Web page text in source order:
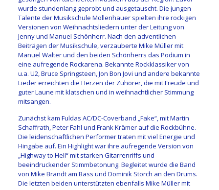
wurde stundenlang geprobt und ausgetauscht. Die jungen
Talente der Musikschule Mollenhauer spielten ihre rockigen
Versionen von Weihnachtsliedern unter der Leitung von
Jenny und Manuel Schönherr. Nach den adventlichen
Beiträgen der Musikschule, verzauberte Mike Müller mit
Manuel Walter und den beiden Schönherrs das Podium in
eine aufregende Rockarena. Bekannte Rockklassiker von
u.a. U2, Bruce Springsteen, Jon Bon Jovi und andere bekannte
Lieder erreichten die Herzen der Zuhörer, die mit Freude und
guter Laune mit klatschen und in weihnachtlicher Stimmung
mitsangen.
Zunächst kam Fuldas AC/DC-Coverband „Fake“, mit Martin
Schaffrath, Peter Fahl und Frank Krämer auf die Rockbühne.
Die leidenschaftlichen Performer traten mit viel Energie und
Hingabe auf. Ein Highlight war ihre aufregende Version von
„Highway to Hell“ mit starken Gitarrenriffs und
beeindruckender Stimmbetonung. Begleitet wurde die Band
von Mike Brandt am Bass und Dominik Storch an den Drums.
Die letzten beiden unterstützten ebenfalls Mike Müller mit